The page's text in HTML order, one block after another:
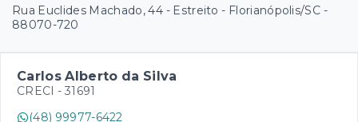
Rua Euclides Machado, 44 - Estreito - Florianópolis/SC -
88070-720
Carlos Alberto da Silva
CRECI - 31691
(48) 99977-6422